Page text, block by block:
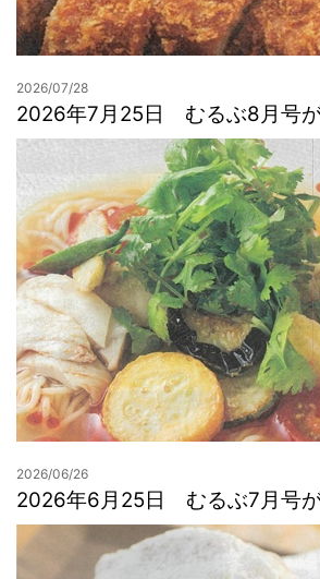
2026/07/28
2026年7月25日 むるぶ8月号
2026/06/26
2026年6月25日 むるぶ7月号